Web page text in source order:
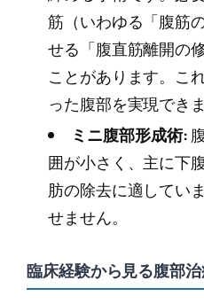
筋（いわゆる「腹筋
せる「腹直筋離開の
ことがあります。こ
った腹部を実現できま
ミニ腹部形成術:
囲が小さく、主に下
肪の除去に適してい
せません。
臨床経験から見る腹部